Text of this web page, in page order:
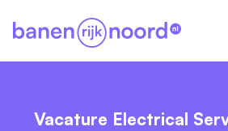
Vacature Electrical